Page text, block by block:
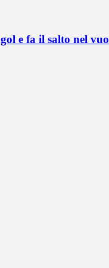
e fa il salto nel